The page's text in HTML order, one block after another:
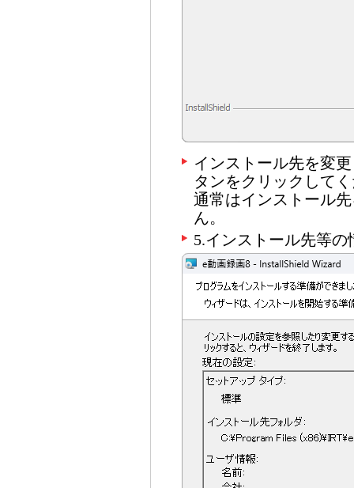
インストール先を変
タンをクリックして
通常はインストール
ん。
5.インストール先等